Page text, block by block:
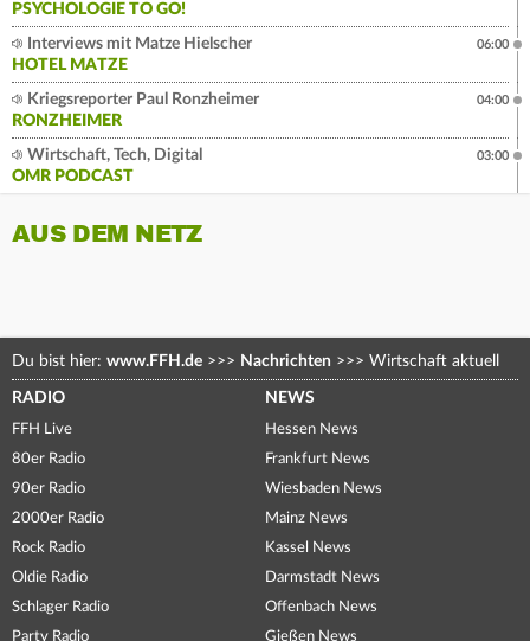
PSYCHOLOGIE TO GO!
Interviews mit Matze Hielscher
HOTEL MATZE
06:00
Kriegsreporter Paul Ronzheimer
RONZHEIMER
04:00
Wirtschaft, Tech, Digital
OMR PODCAST
03:00
AUS DEM NETZ
Du bist hier: www.FFH.de >>> Nachrichten >>> Wirtschaft aktuell
RADIO
FFH Live
80er Radio
90er Radio
2000er Radio
Rock Radio
Oldie Radio
Schlager Radio
Party Radio
NEWS
Hessen News
Frankfurt News
Wiesbaden News
Mainz News
Kassel News
Darmstadt News
Offenbach News
Gießen News